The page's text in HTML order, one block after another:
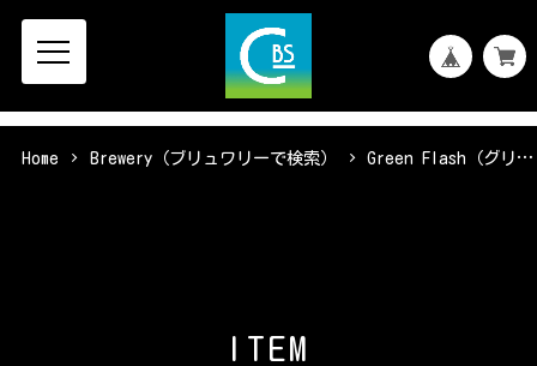
I TEM
Home Brewery（ブリュワリーで検索） Green Flash（グリーンフラッシュ）